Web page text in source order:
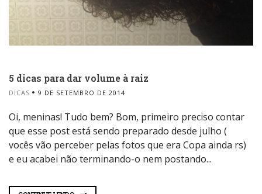
5 dicas para dar volume à raiz
DICAS 9 DE SETEMBRO DE 2014
Oi, meninas! Tudo bem? Bom, primeiro preciso contar
que esse post está sendo preparado desde julho (
vocês vão perceber pelas fotos que era Copa ainda rs)
e eu acabei não terminando-o nem postando...